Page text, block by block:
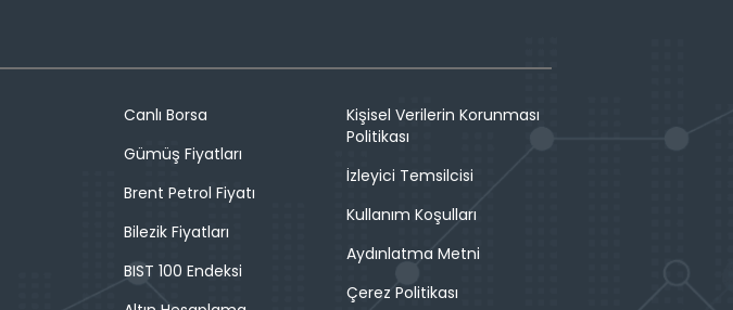
Canlı Borsa
Gümüş Fiyatları
Brent Petrol Fiyatı
Bilezik Fiyatları
BIST 100 Endeksi
Kişisel Verilerin Korunması
Politikası
İzleyici Temsilcisi
Kullanım Koşulları
Aydınlatma Metni
Çerez Politikası